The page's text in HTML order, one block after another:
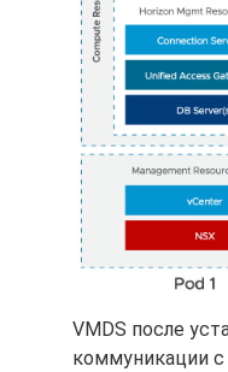
VMDS после
коммуникации